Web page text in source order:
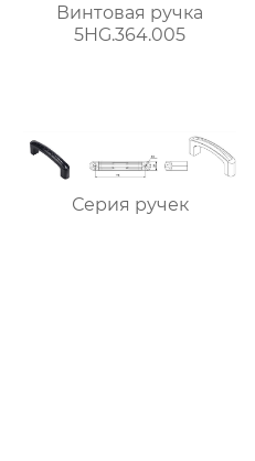
Винтовая ручка
5HG.364.005
Серия ручек